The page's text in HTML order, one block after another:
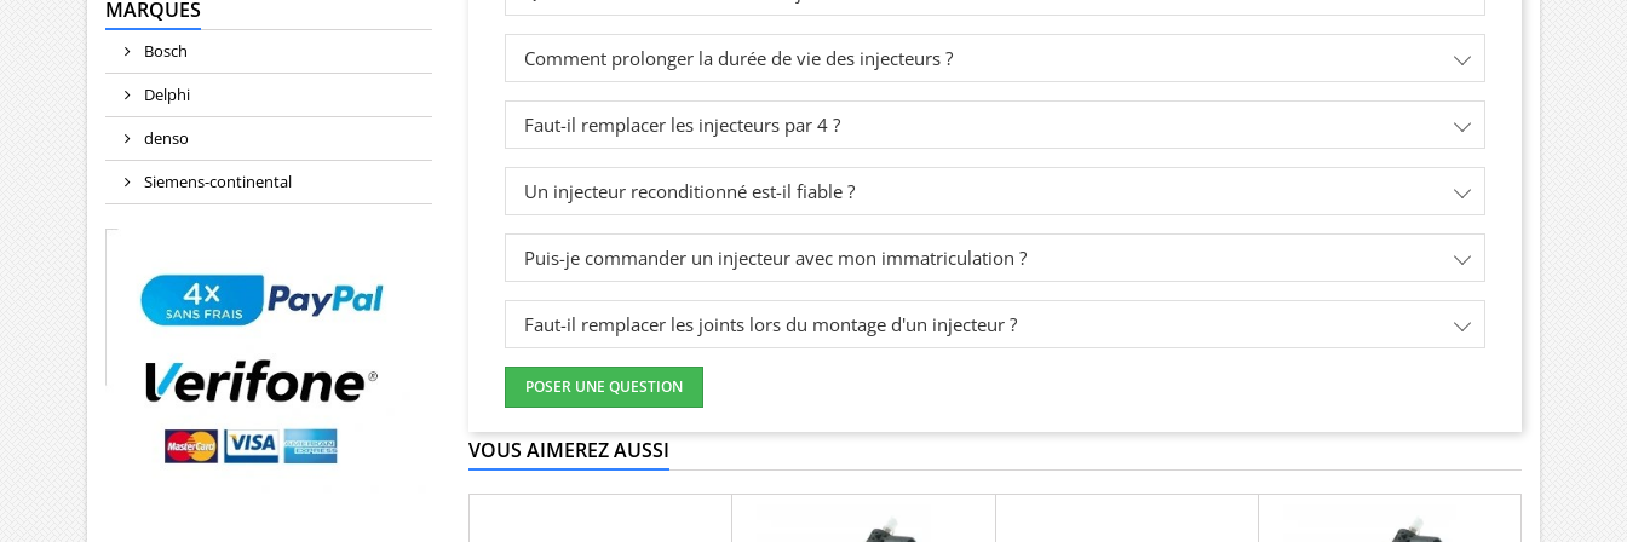
MARQUES
Bosch
Delphi
denso
Siemens-continental
Comment prolonger la durée de vie des injecteurs ?
Faut-il remplacer les injecteurs par 4 ?
Un injecteur reconditionné est-il fiable ?
Puis-je commander un injecteur avec mon immatriculation ?
Faut-il remplacer les joints lors du montage d'un injecteur ?
POSER UNE QUESTION
VOUS AIMEREZ AUSSI